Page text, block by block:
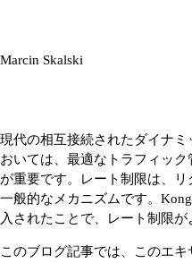
Marcin Skalski
現代の相互接続されたダイナ
おいては、最適なトラフィッ
が重要です。レート制限は、
一般的なメカニズムです。
入されたことで、レート制限が
このブログ記事では、このエ